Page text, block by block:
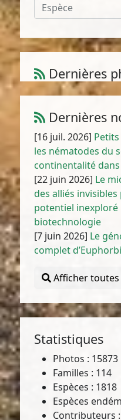
Espèce
Dernières
Amaranthus
Dernières
[16 juil. 2026]
les nématodes du
continentalité
[22 juin 2026] Le
des alliés
potentiel inexploré
biotechnologie
[7 juin 2026] Le
complet
Afficher toutes
Statistiques
Photos : 15873
Familles : 114
Espèces : 1818
Espèces
Contributeurs